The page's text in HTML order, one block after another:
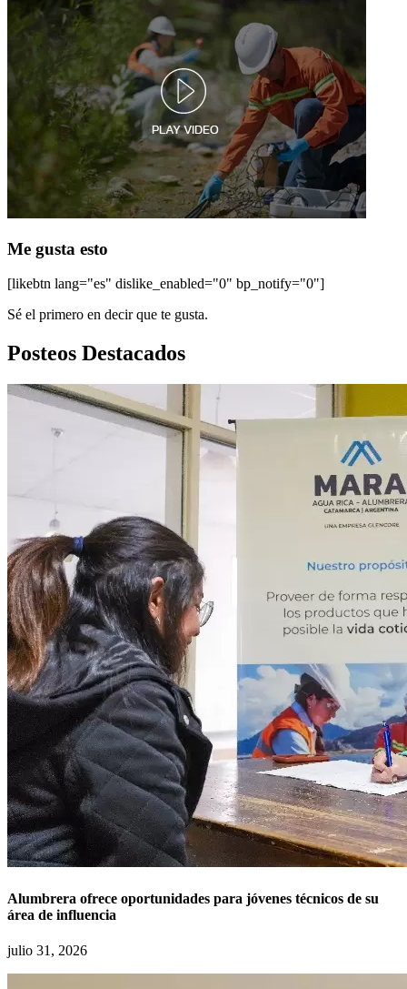
Me gusta esto
[likebtn lang="es" dislike_enabled="0" bp_notify="0"]
Sé el primero en decir que te gusta.
Posteos Destacados
Alumbrera ofrece oportunidades para jóvenes técnicos de su
área de influencia
julio 31, 2026